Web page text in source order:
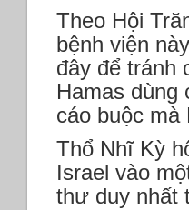
Theo Hội
bệnh viện
đây để tránh
Hamas dùng
cáo buộc mà
Thổ Nhĩ Kỳ
Israel vào
thư duy nhất